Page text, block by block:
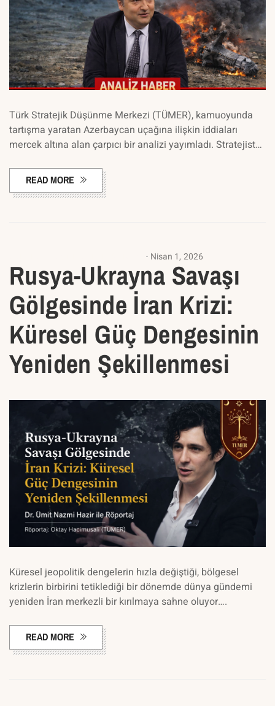
Türk Stratejik Düşünme Merkezi (TÜMER), kamuoyunda
tartışma yaratan Azerbaycan uçağına ilişkin iddiaları
mercek altına alan çarpıcı bir analizi yayımladı. Stratejist…
READ MORE
Nisan 1, 2026
Rusya-Ukrayna Savaşı
Gölgesinde İran Krizi:
Küresel Güç Dengesinin
Yeniden Şekillenmesi
Küresel jeopolitik dengelerin hızla değiştiği, bölgesel
krizlerin birbirini tetiklediği bir dönemde dünya gündemi
yeniden İran merkezli bir kırılmaya sahne oluyor….
READ MORE